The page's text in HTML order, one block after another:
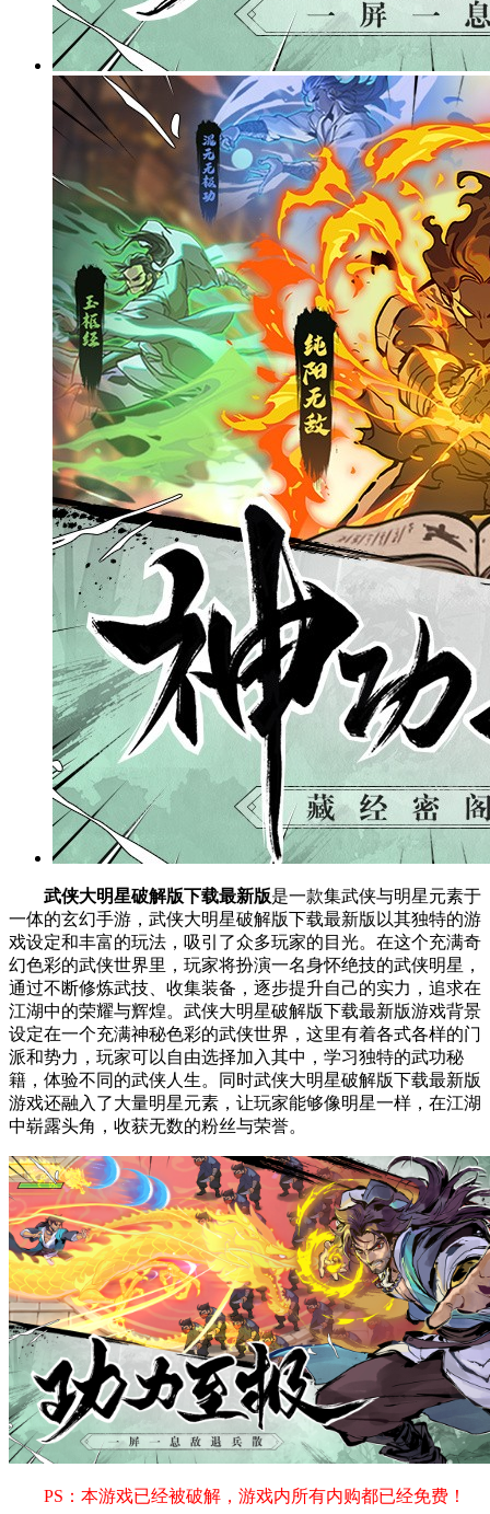
武侠大明星破解版下载最新版是一款集武侠与明星元素于
一体的玄幻手游，武侠大明星破解版下载最新版以其独特的游
戏设定和丰富的玩法，吸引了众多玩家的目光。在这个充满奇
幻色彩的武侠世界里，玩家将扮演一名身怀绝技的武侠明星，
通过不断修炼武技、收集装备，逐步提升自己的实力，追求在
江湖中的荣耀与辉煌。武侠大明星破解版下载最新版游戏背景
设定在一个充满神秘色彩的武侠世界，这里有着各式各样的门
派和势力，玩家可以自由选择加入其中，学习独特的武功秘
籍，体验不同的武侠人生。同时武侠大明星破解版下载最新版
游戏还融入了大量明星元素，让玩家能够像明星一样，在江湖
中崭露头角，收获无数的粉丝与荣誉。
PS：本游戏已经被破解，游戏内所有内购都已经免费！